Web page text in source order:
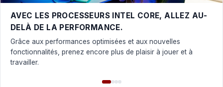
AVEC LES PROCESSEURS INTEL CORE, ALLEZ AU-
DELÀ DE LA PERFORMANCE.
Grâce aux performances optimisées et aux nouvelles
fonctionnalités, prenez encore plus de plaisir à jouer et à
travailler.